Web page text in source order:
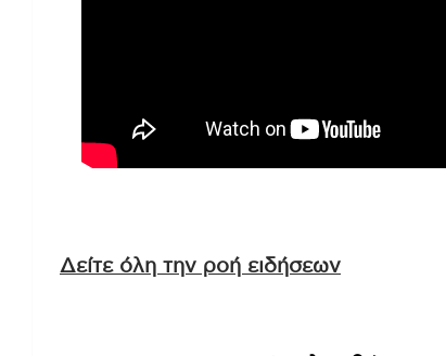
Δείτε όλη την ροή ειδήσεων